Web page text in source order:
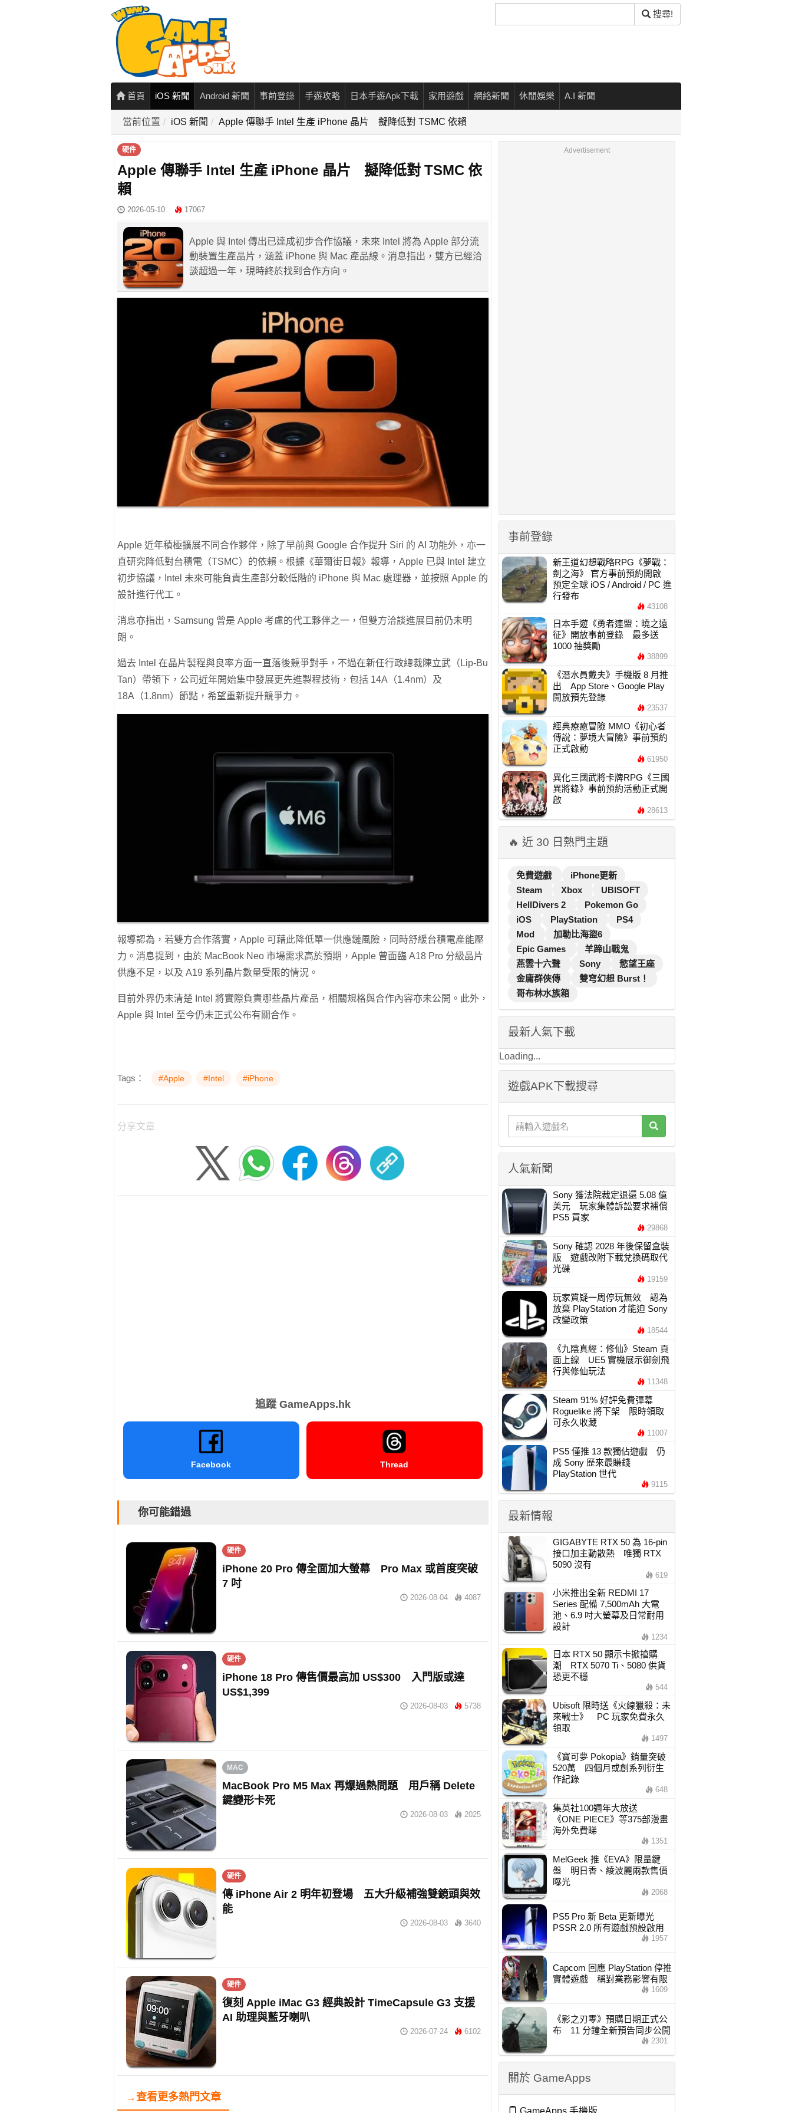
尋
搜尋!
首頁 iOS 新聞 Android 新聞 事前登錄 手遊攻略 日本手遊Apk下載 家用遊戲 網絡新聞 休閒娛樂 A.I 新聞
當前位置 iOS 新聞 Apple 傳聯手 Intel 生產 iPhone 晶片 擬降低對 TSMC 依賴
硬件
Apple 傳聯手 Intel 生產 iPhone 晶片 擬降低對 TSMC 依
賴
2026-05-10 17067
Apple 與 Intel 傳出已達成初步合作協議，未來 Intel 將為 Apple 部分流
動裝置生產晶片，涵蓋 iPhone 與 Mac 產品線。消息指出，雙方已經洽
談超過一年，現時終於找到合作方向。
Apple 近年積極擴展不同合作夥伴，除了早前與 Google 合作提升 Siri 的 AI 功能外，亦一
直研究降低對台積電（TSMC）的依賴。根據《華爾街日報》報導，Apple 已與 Intel 建立
初步協議，Intel 未來可能負責生產部分較低階的 iPhone 與 Mac 處理器，並按照 Apple 的
設計進行代工。
消息亦指出，Samsung 曾是 Apple 考慮的代工夥伴之一，但雙方洽談進展目前仍未明
朗。
過去 Intel 在晶片製程與良率方面一直落後競爭對手，不過在新任行政總裁陳立武（Lip-Bu
Tan）帶領下，公司近年開始集中發展更先進製程技術，包括 14A（1.4nm）及
18A（1.8nm）節點，希望重新提升競爭力。
報導認為，若雙方合作落實，Apple 可藉此降低單一供應鏈風險，同時舒緩台積電產能壓
力。消息提到，由於 MacBook Neo 市場需求高於預期，Apple 曾面臨 A18 Pro 分級晶片
供應不足，以及 A19 系列晶片數量受限的情況。
目前外界仍未清楚 Intel 將實際負責哪些晶片產品，相關規格與合作內容亦未公開。此外，
Apple 與 Intel 至今仍未正式公布有關合作。
Tags： #Apple #Intel #iPhone
分享文章
追蹤 GameApps.hk
Facebook Thread
你可能錯過
硬件
iPhone 20 Pro 傳全面加大螢幕 Pro Max 或首度突破
7 吋
2026-08-04 4087
硬件
iPhone 18 Pro 傳售價最高加 US$300 入門版或達
US$1,399
2026-08-03 5738
MAC
MacBook Pro M5 Max 再爆過熱問題 用戶稱 Delete
鍵變形卡死
2026-08-03 2025
硬件
傳 iPhone Air 2 明年初登場 五大升級補強雙鏡頭與效
能
2026-08-03 3640
硬件
復刻 Apple iMac G3 經典設計 TimeCapsule G3 支援
AI 助理與藍牙喇叭
2026-07-24 6102
→查看更多熱門文章
Advertisement
事前登錄
新王道幻想戰略RPG《夢戰：
劍之海》 官方事前預約開啟
預定全球 iOS / Android / PC 進
行發布
43108
日本手遊《勇者連盟：曉之遠
征》開放事前登錄 最多送
1000 抽獎勵
38899
《潛水員戴夫》手機版 8 月推
出 App Store、Google Play
開放預先登錄
23537
經典療癒冒險 MMO《初心者
傳說：夢境大冒險》事前預約
正式啟動
61950
異化三國武將卡牌RPG《三國
異將錄》事前預約活動正式開
啟
28613
🔥 近 30 日熱門主題
免費遊戲
iPhone更新
Steam
Xbox
UBISOFT
HellDivers 2
Pokemon Go
iOS
PlayStation
PS4
Mod
加勒比海盜6
Epic Games
羊蹄山戰鬼
燕雲十六聲
Sony
慾望王座
金庸群俠傳
雙穹幻想 Burst！
哥布林水族箱
最新人氣下載
Loading...
遊戲APK下載搜尋
人氣新聞
Sony 獲法院裁定退還 5.08 億
美元 玩家集體訴訟要求補償
PS5 買家
29868
Sony 確認 2028 年後保留盒裝
版 遊戲改附下載兌換碼取代
光碟
19159
玩家質疑一周停玩無效 認為
放棄 PlayStation 才能迫 Sony
改變政策
18544
《九陰真經：修仙》Steam 頁
面上線 UE5 實機展示御劍飛
行與修仙玩法
11348
Steam 91% 好評免費彈幕
Roguelike 將下架 限時領取
可永久收藏
11007
PS5 僅推 13 款獨佔遊戲 仍
成 Sony 歷來最賺錢
PlayStation 世代
9115
最新情報
GIGABYTE RTX 50 為 16-pin
接口加主動散熱 唯獨 RTX
5090 沒有
619
小米推出全新 REDMI 17
Series 配備 7,500mAh 大電
池、6.9 吋大螢幕及日常耐用
設計
1234
日本 RTX 50 顯示卡掀搶購
潮 RTX 5070 Ti、5080 供貨
恐更不穩
544
Ubisoft 限時送《火線獵殺：未
來戰士》 PC 玩家免費永久
領取
1497
《寶可夢 Pokopia》銷量突破
520萬 四個月或創系列衍生
作紀錄
648
集英社100週年大放送
《ONE PIECE》等375部漫畫
海外免費睇
1351
MelGeek 推《EVA》限量鍵
盤 明日香、綾波麗兩款售價
曝光
2068
PS5 Pro 新 Beta 更新曝光
PSSR 2.0 所有遊戲預設啟用
1957
Capcom 回應 PlayStation 停推
實體遊戲 稱對業務影響有限
1609
《影之刃零》預購日期正式公
布 11 分鐘全新預告同步公開
2301
關於 GameApps
GameApps 手機版